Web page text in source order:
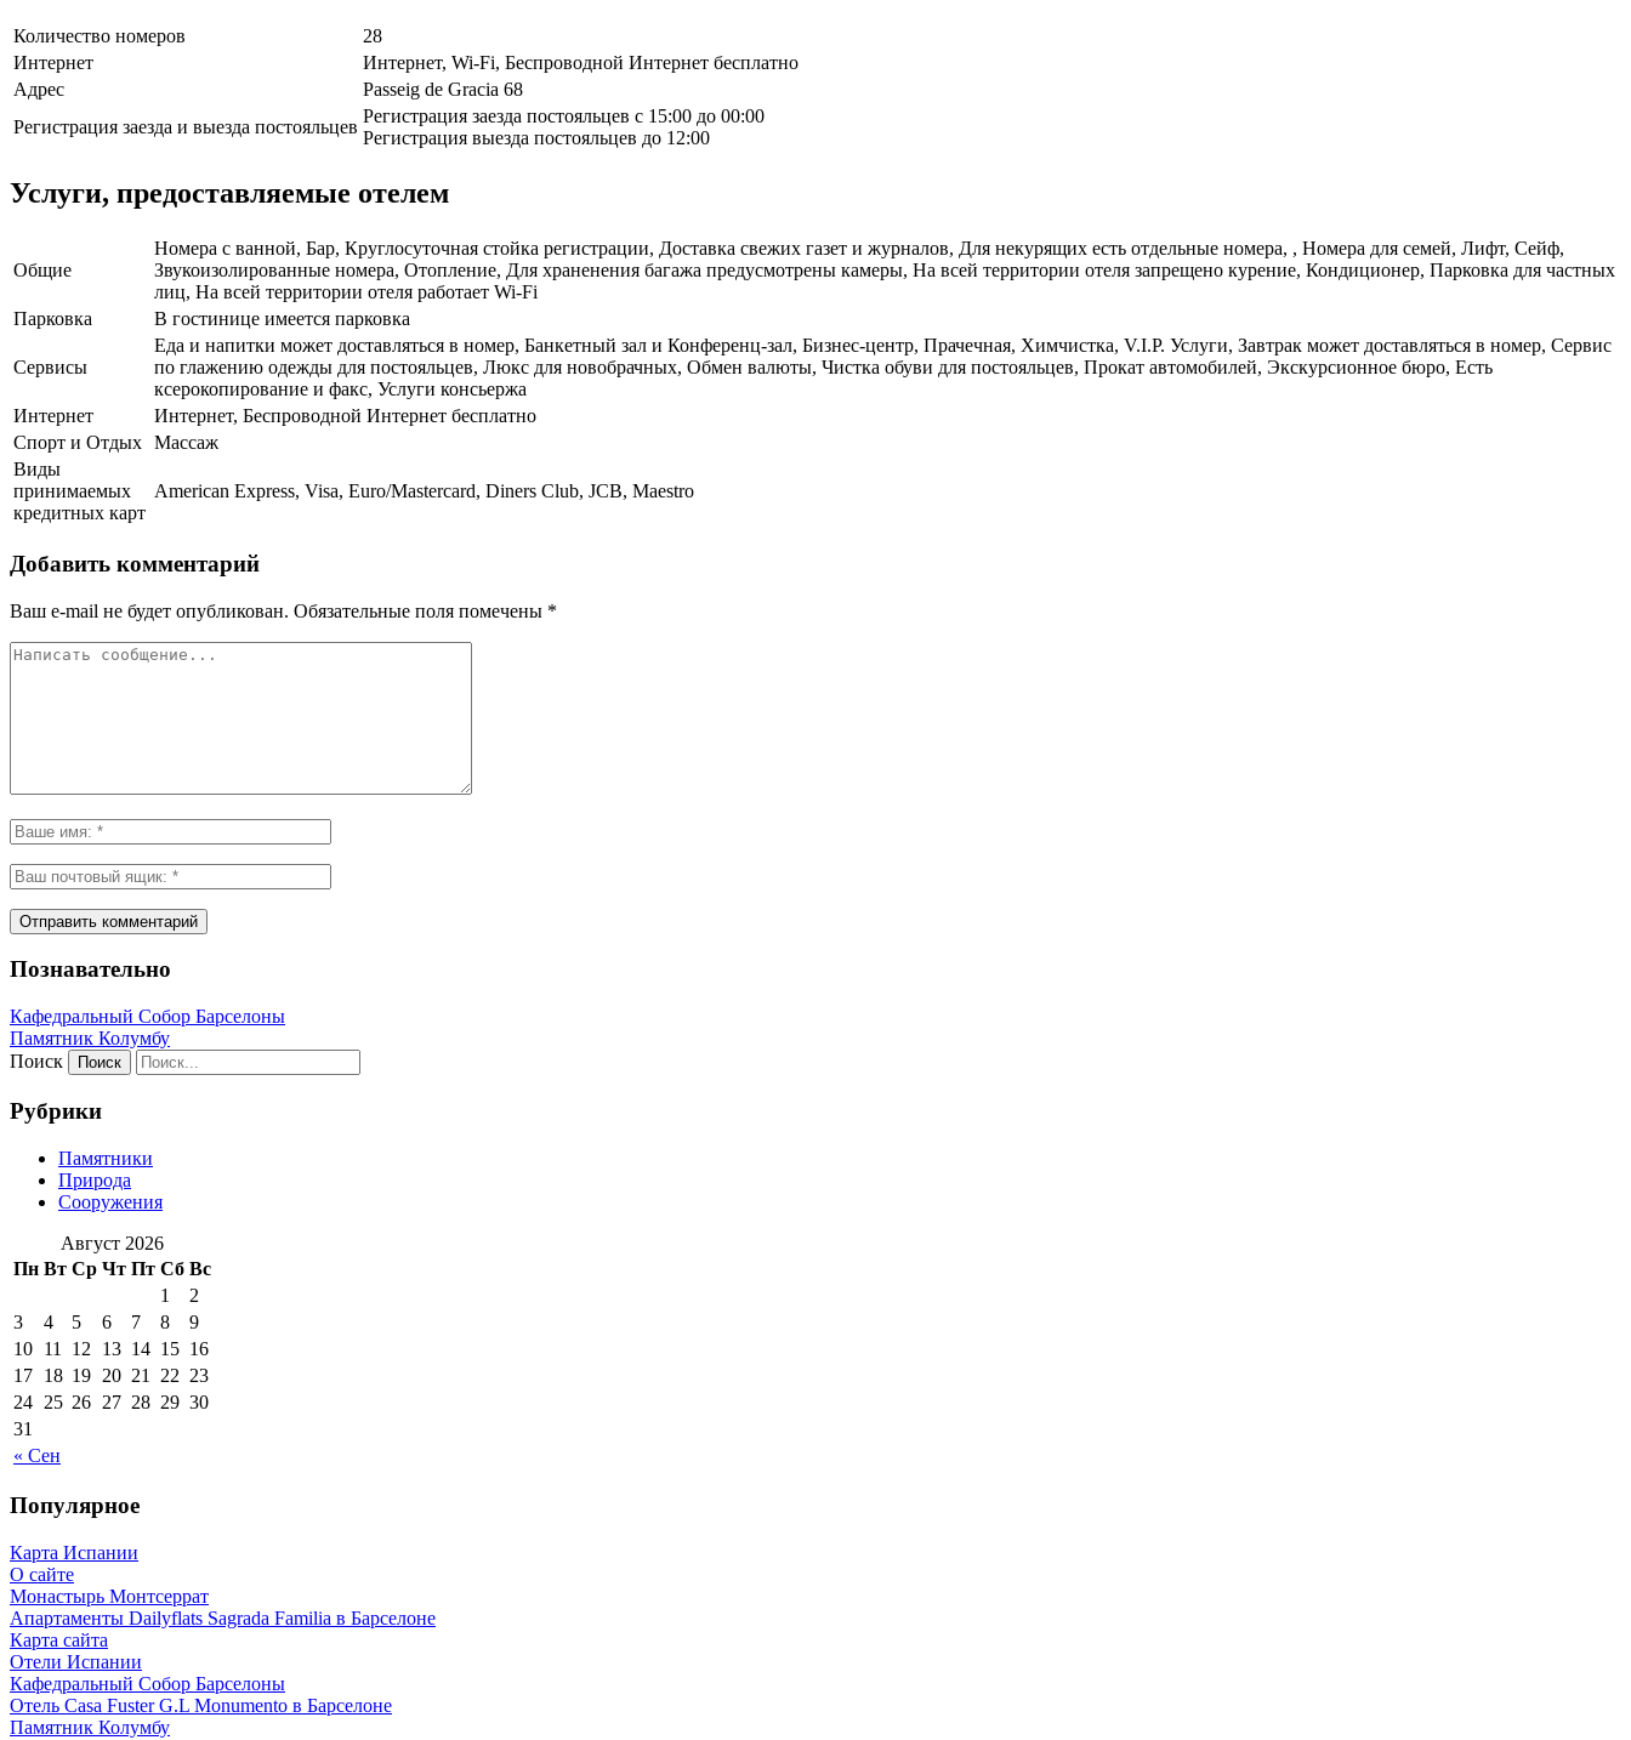
Количество номеров
28
Интернет
Интернет, Wi-Fi, Беспроводной Интернет бесплатно
Адрес
Passeig de Gracia 68
Регистрация заезда и выезда постояльцев
Регистрация заезда постояльцев с 15:00 до 00:00
Регистрация выезда постояльцев до 12:00
Услуги, предоставляемые отелем
Общие
Номера с ванной, Бар, Круглосуточная стойка регистрации, Доставка свежих газет и журналов, Для некурящих есть отдельные номера, , Номера для семей, Лифт, Сейф,
Звукоизолированные номера, Отопление, Для храненения багажа предусмотрены камеры, На всей территории отеля запрещено курение, Кондиционер, Парковка для частных
лиц, На всей территории отеля работает Wi-Fi
Парковка
В гостинице имеется парковка
Сервисы
Еда и напитки может доставляться в номер, Банкетный зал и Конференц-зал, Бизнес-центр, Прачечная, Химчистка, V.I.P. Услуги, Завтрак может доставляться в номер, Сервис
по глажению одежды для постояльцев, Люкс для новобрачных, Обмен валюты, Чистка обуви для постояльцев, Прокат автомобилей, Экскурсионное бюро, Есть
ксерокопирование и факс, Услуги консьержа
Интернет
Интернет, Беспроводной Интернет бесплатно
Спорт и Отдых Массаж
Виды
принимаемых
кредитных карт
American Express, Visa, Euro/Mastercard, Diners Club, JCB, Maestro
Добавить комментарий
Ваш e-mail не будет опубликован. Обязательные поля помечены *
Познавательно
Кафeдрaльный Собор Барселоны
Пaмятник Колумбу
Поиск
Рубрики
Памятники
Природа
Сооружения
Август 2026
Пн Вт Ср Чт Пт Сб Вс
« Сен
1
2
3
4 5 6 7 8
9
10 11 12 13 14 15 16
17 18 19 20 21 22 23
24 25 26 27 28 29 30
31
Популярное
Карта Испании
О сайте
Монастырь Монтсеррат
Апартаменты Dailyflats Sagrada Familia в Барселоне
Карта сайта
Отели Испании
Кафeдрaльный Собор Барселоны
Отель Casa Fuster G.L Monumento в Барселоне
Пaмятник Колумбу